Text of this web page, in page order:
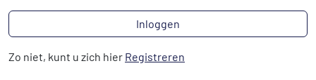
Inloggen
Zo niet, kunt u zich hier Registreren